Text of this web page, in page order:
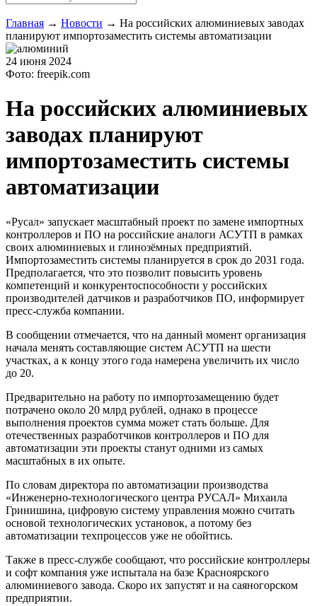
Главная → Новости → На российских алюминиевых заводах
планируют импортозаместить системы автоматизации
24 июня 2024
Фото: freepik.com
На российских алюминиевых
заводах планируют
импортозаместить системы
автоматизации
«Русал» запускает масштабный проект по замене импортных
контроллеров и ПО на российские аналоги АСУТП в рамках
своих алюминиевых и глинозёмных предприятий.
Импортозаместить системы планируется в срок до 2031 года.
Предполагается, что это позволит повысить уровень
компетенций и конкурентоспособности у российских
производителей датчиков и разработчиков ПО, информирует
пресс-служба компании.
В сообщении отмечается, что на данный момент организация
начала менять составляющие систем АСУТП на шести
участках, а к концу этого года намерена увеличить их число
до 20.
Предварительно на работу по импортозамещению будет
потрачено около 20 млрд рублей, однако в процессе
выполнения проектов сумма может стать больше. Для
отечественных разработчиков контроллеров и ПО для
автоматизации эти проекты станут одними из самых
масштабных в их опыте.
По словам директора по автоматизации производства
«Инженерно-технологического центра РУСАЛ» Михаила
Гринишина, цифровую систему управления можно считать
основой технологических установок, а потому без
автоматизации техпроцессов уже не обойтись.
Также в пресс-службе сообщают, что российские контроллеры
и софт компания уже испытала на базе Красноярского
алюминиевого завода. Скоро их запустят и на саяногорском
предприятии.